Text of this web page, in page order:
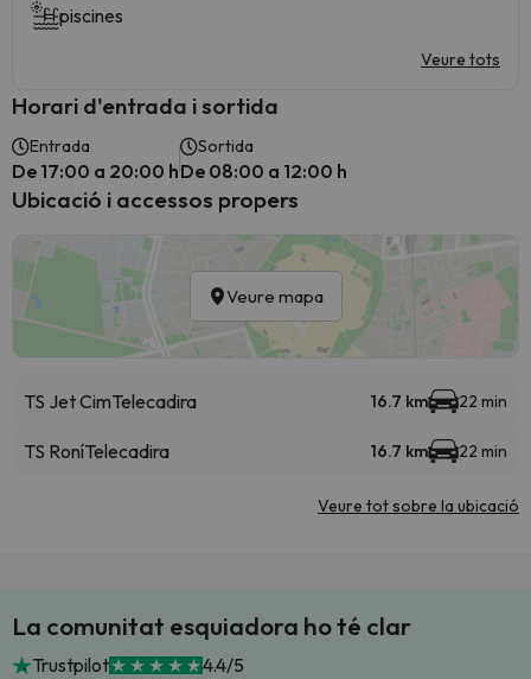
piscines
Veure tots
Horari d'entrada i sortida
Entrada
De 17:00 a 20:00 h
Sortida
De 08:00 a 12:00 h
Ubicació i accessos propers
Veure mapa
TS Jet CimTelecadira 16.7 km 22 min
TS RoníTelecadira 16.7 km 22 min
Veure tot sobre la ubicació
La comunitat esquiadora ho té clar
Trustpilot 4.4/5